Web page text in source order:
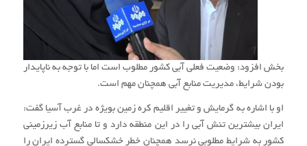
بخش افزود: وضعیت فعلی آبی کشور مطلوب است اما با توجه به ناپایدار
بودن شرایط، مدیریت منابع آبی همچنان مهم است.
او با اشاره به گرمایش و تغییر اقلیم کره زمین بویژه در غرب آسیا گفت:
ایران بیشترین تنش آبی را در این منطقه دارد و تا منابع آب زیرزمینی
کشور به شرایط مطلوبی نرسد همچنان خطر خشکسالی گسترده ایران را